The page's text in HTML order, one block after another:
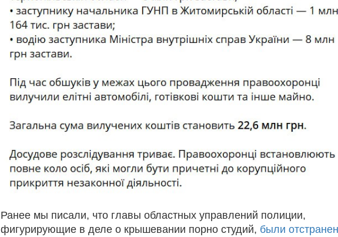
Ранее мы писали, что главы областных управлений полиции,
фигурирующие в деле о крышевании порно студий, были